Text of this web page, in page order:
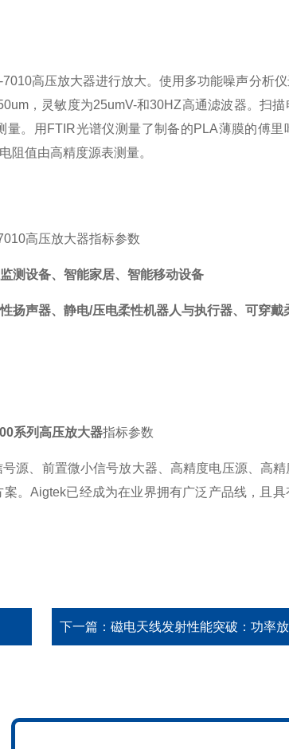
高压放大器进行放大。使用多功能噪声分析仪
，灵敏度为25umV-和30HZ高通滤波器。扫
。用FTIR光谱仪测量了制备的PLA薄膜的傅里
阻值由高精度源表测量。
高压放大器指标参数
测设备、智能家居、智能移动设备
声器、静电/压电柔性机器人与执行器、可穿戴
系列高压放大器指标参数
、前置微小信号放大器、高精度电压源、高精
。Aigtek已经成为在业界拥有广泛产品线，且
下一篇： 磁电天线发射性能突破：功率放大器赋能